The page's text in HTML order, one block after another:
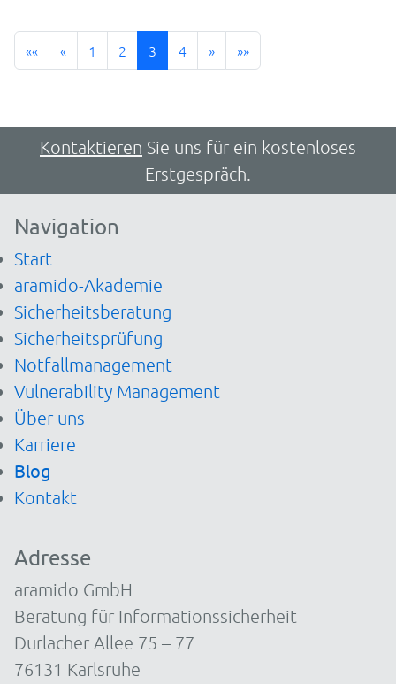
«« « 1 2 3 4 » »»
Kontaktieren Sie uns für ein kostenloses
Erstgespräch.
Navigation
Start
aramido-Akademie
Sicherheitsberatung
Sicherheitsprüfung
Notfallmanagement
Vulnerability Management
Über uns
Karriere
Blog
Kontakt
Adresse
aramido GmbH
Beratung für Informationssicherheit
Durlacher Allee 75 – 77
76131 Karlsruhe